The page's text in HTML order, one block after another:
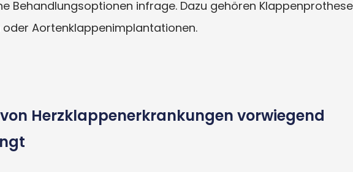
Behandlungsoptionen infrage. Dazu gehören
Aortenklappenimplantationen.
Herzklappenerkrankungen vorwiegend